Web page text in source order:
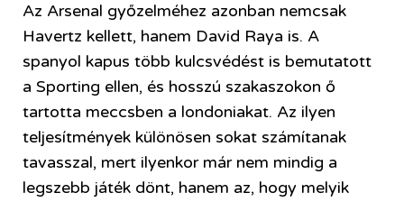
Az Arsenal győzelméhez azonban nemcsak
Havertz kellett, hanem David Raya is. A
spanyol kapus több kulcsvédést is bemutatott
a Sporting ellen, és hosszú szakaszokon ő
tartotta meccsben a londoniakat. Az ilyen
teljesítmények különösen sokat számítanak
tavasszal, mert ilyenkor már nem mindig a
legszebb játék dönt, hanem az, hogy melyik